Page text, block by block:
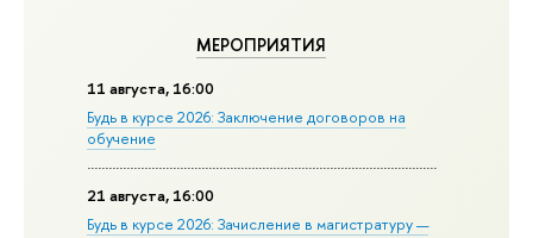
МЕРОПРИЯТИЯ
11 августа, 16:00
Будь в курсе 2026: Заключение договоров на
обучение
21 августа, 16:00
Будь в курсе 2026: Зачисление в магистратуру —